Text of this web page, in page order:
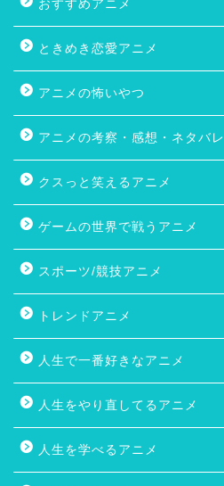
おすすめアニメ
ときめき恋愛アニメ
アニメの怖いやつ
アニメの考察・感想・ネタバレ
クスっと笑えるアニメ
ゲームの世界で戦うアニメ
スポーツ/競技アニメ
トレンドアニメ
人生で一番好きなアニメ
人生をやり直してるアニメ
人生を学べるアニメ